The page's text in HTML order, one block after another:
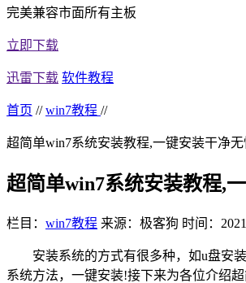
完美兼容市面所有主板
立即下载
迅雷下载 软件教程
首页 // win7教程 //
超简单win7系统安装教程,一键安装干净无
超简单win7系统安装教程,
栏目： win7教程 来源：极客狗 时间：
安装系统的方式有很多种，如u盘安装
系统方法，一键安装!接下来为各位介绍